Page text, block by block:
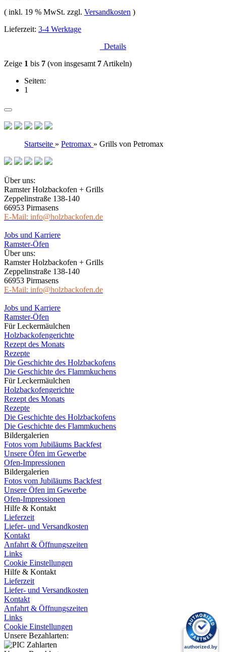
( inkl. 19 % MwSt. zzgl. Versandkosten )
Lieferzeit: 3-4 Werktage
Details
Zeige 1 bis 7 (von insgesamt 7 Artikeln)
Seiten:
1
Startseite » Petromax » Grills von Petromax
Über uns:
Ramster Holzbackofen + Grills
Zeppelinstraße 138-140
66953 Pirmasens
E-Mail: info@holzbackofen.de
Jobs und Karriere
Ramster-Öfen
Über uns:
Ramster Holzbackofen + Grills
Zeppelinstraße 138-140
66953 Pirmasens
E-Mail: info@holzbackofen.de
Jobs und Karriere
Ramster-Öfen
Für Leckermäulchen
Holzbackofengerichte
Rezept des Monats
Rezepte
Die Geschichte des Holzbackofens
Die Geschichte des Flammkuchens
Für Leckermäulchen
Holzbackofengerichte
Rezept des Monats
Rezepte
Die Geschichte des Holzbackofens
Die Geschichte des Flammkuchens
Bildergalerien
Fotos vom Jubiläums Backfest
Unsere Öfen im Gewerbe
Ofen-Impressionen
Bildergalerien
Fotos vom Jubiläums Backfest
Unsere Öfen im Gewerbe
Ofen-Impressionen
Hilfe & Kontakt
Lieferzeit
Liefer- und Versandkosten
Kontakt
Anfahrt & Öffnungszeiten
Links
Cookie Einstellungen
Hilfe & Kontakt
Lieferzeit
Liefer- und Versandkosten
Kontakt
Anfahrt & Öffnungszeiten
Links
Cookie Einstellungen
Unsere Bezahlarten: